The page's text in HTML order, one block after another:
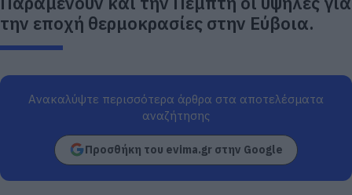
την εποχή θερμοκρασίες στην Εύβοια.
Ανακαλύψτε περισσότερα άρθρα στα αποτελέσματα
αναζήτησης
Προσθήκη του evima.gr στην Google